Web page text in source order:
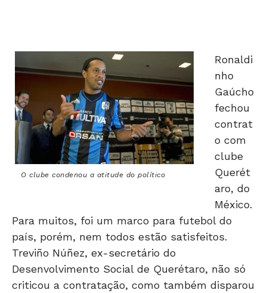
O clube condenou a atitude do político
nho
Gaúcho
fechou
contrat
o com
clube
Querét
aro, do
México.
Para muitos, foi um marco para futebol do
país, porém, nem todos estão satisfeitos.
Treviño Núñez, ex-secretário do
Desenvolvimento Social de Querétaro, não só
criticou a contratação, como também disparou
ofensas racistas contra o craque.